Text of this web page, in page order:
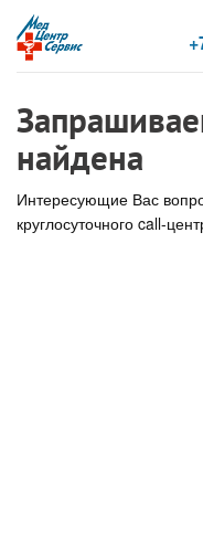
найдена
Интересующие Вас
круглосуточного call-